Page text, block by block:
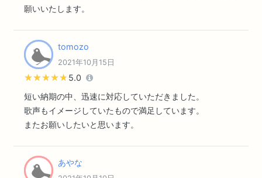
願いいたします。
tomozo
2021年10月15日
★★★★★
★★★★★ 5.0
短い納期の中、迅速に対応していただきました。
歌声もイメージしていたもので満足しています。
またお願いしたいと思います。
あやな